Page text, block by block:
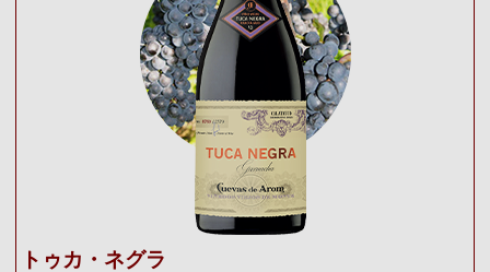
トゥカ・ネグラ